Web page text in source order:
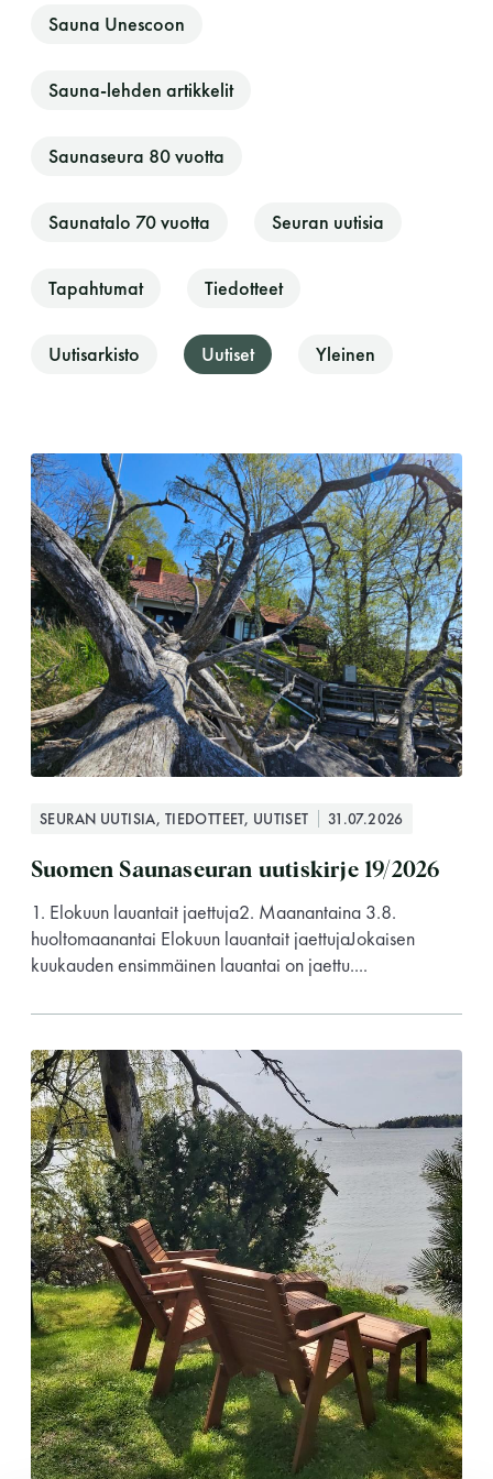
myös helatorstaina
-Miesten päivät tiistai, keskiviikko,
perjantai ja lauantai
-Kuukauden ensimmäinen lauantai on on
jaettu lauantai
Hinnasto
Jäsenen lapsi 7-18 v.
3kk kortti - M / N
Vuosikortti - M / N
695€ / 275€
Suomen Saunaseura ry
Vaskiniementie 10, 00200 Helsinki
Kahvio/kassa 050 372 4167
(saunojen aukioloaikana)
Sauna Unescoon
Sauna-lehden artikkelit
Saunaseura 80 vuotta
Saunatalo 70 vuotta Seuran uutisia
Tapahtumat Tiedotteet
Uutisarkisto Uutiset Yleinen
SEURAN UUTISIA, TIEDOTTEET, UUTISET 31.07.2026
Suomen Saunaseuran uutiskirje 19/2026
1. Elokuun lauantait jaettuja2. Maanantaina 3.8.
huoltomaanantai Elokuun lauantait jaettujaJokaisen
kuukauden ensimmäinen lauantai on jaettu....